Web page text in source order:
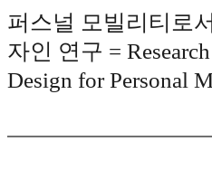
퍼스널 모빌리티로
자인 연구 =
Design for Personal